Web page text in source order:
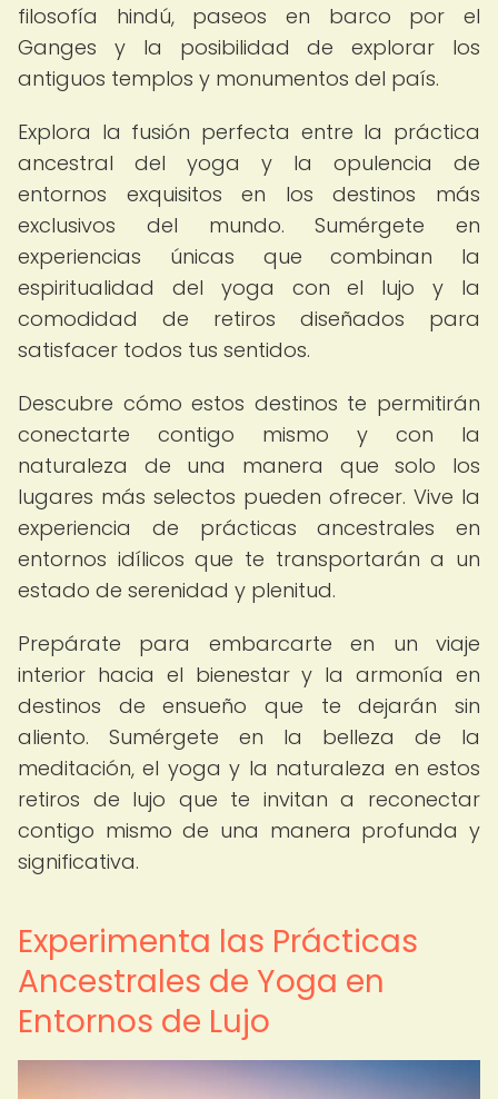
filosofía hindú, paseos en barco por el
Ganges y la posibilidad de explorar los
antiguos templos y monumentos del país.
Explora la fusión perfecta entre la práctica
ancestral del yoga y la opulencia de
entornos exquisitos en los destinos más
exclusivos del mundo. Sumérgete en
experiencias únicas que combinan la
espiritualidad del yoga con el lujo y la
comodidad de retiros diseñados para
satisfacer todos tus sentidos.
Descubre cómo estos destinos te permitirán
conectarte contigo mismo y con la
naturaleza de una manera que solo los
lugares más selectos pueden ofrecer. Vive la
experiencia de prácticas ancestrales en
entornos idílicos que te transportarán a un
estado de serenidad y plenitud.
Prepárate para embarcarte en un viaje
interior hacia el bienestar y la armonía en
destinos de ensueño que te dejarán sin
aliento. Sumérgete en la belleza de la
meditación, el yoga y la naturaleza en estos
retiros de lujo que te invitan a reconectar
contigo mismo de una manera profunda y
significativa.
Experimenta las Prácticas
Ancestrales de Yoga en
Entornos de Lujo